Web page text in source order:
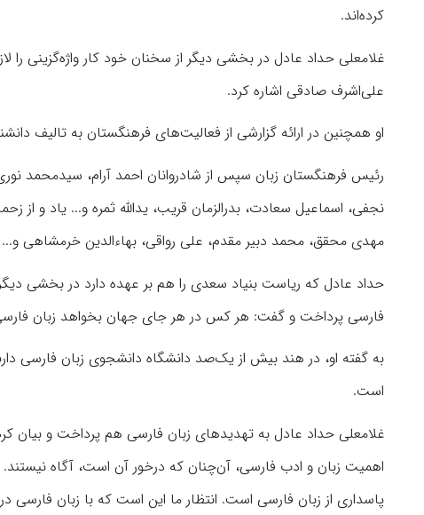
کرده‌اند.
غلامعلی حداد عادل در بخشی دیگر از سخنان خود کار واژه‌گزینی را
علی‌اشرف صادقی اشاره کرد.
او همچنین در ارائه گزارشی از فعالیت‌های فرهنگستان به تالیف
رئیس فرهنگستان زبان سپس از شادروانان احمد آرام، سیدمحمد
نجفی، اسماعیل سعادت، بدرالزمان قریب، یدالله ثمره و... یاد و
مهدی محقق، محمد دبیر مقدم، علی رواقی، بهاءالدین خرمشاهی و...
حداد عادل که ریاست بنیاد سعدی را هم بر عهده دارد در بخشی
فارسی پرداخت و گفت: هر کس در هر جای جهان بخواهد زبان فارسی
به گفته او، در هند بیش از یک‌صد دانشگاه دانشجوی زبان فارسی
است.
غلامعلی حداد عادل به تهدیدهای زبان فارسی هم پرداخت و بیان
اهمیت زبان و ادب فارسی، آن‌چنان که درخور آن است، آگاه
پاسداری از زبان فارسی است. انتظار ما این است که با زبان